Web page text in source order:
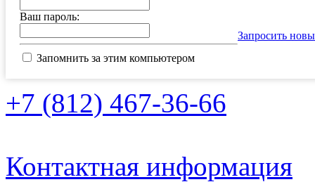
Запросить
Ваш пароль:
Запомнить за этим компьютером
+7 (812) 467-36-66
Контактная информация